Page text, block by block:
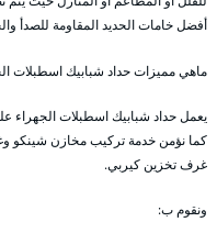
أفضل خامات الحديد المقاومة للصدأ
ماهي مميزات حداد شبابيك اسطبلات
يعمل حداد شبابيك اسطبلات الجهراء
كما نؤمن خدمة تركيب مخازن شينكو
غرف تخزين كيربي.
ونقوم ب: